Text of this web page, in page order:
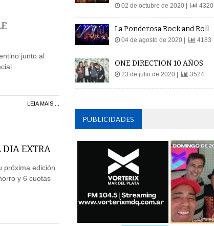
junto al
.
LEIA MAIS ...
DIA EXTRA
próxima edición
y 6 cuotas
02 de octubre de 2020 | 4320
La Ponderosa Rock and Roll
04 de agosto de 2020 | 4183
ONE DIRECTION 10 AÑOS
23 de julio de 2020 | 3524
PUBLICIDADES